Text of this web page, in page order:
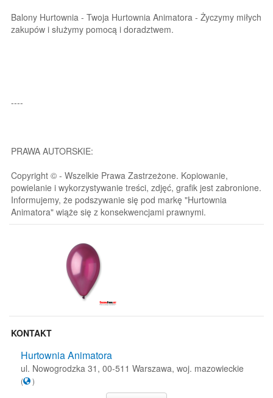
Balony Hurtownia - Twoja Hurtownia Animatora - Życzymy miłych
zakupów i służymy pomocą i doradztwem.
----
PRAWA AUTORSKIE:
Copyright © - Wszelkie Prawa Zastrzeżone. Kopiowanie,
powielanie i wykorzystywanie treści, zdjęć, grafik jest zabronione.
Informujemy, że podszywanie się pod markę "Hurtownia
Animatora" wiąże się z konsekwencjami prawnymi.
KONTAKT
Hurtownia Animatora
ul. Nowogrodzka 31, 00-511 Warszawa, woj. mazowieckie
( )